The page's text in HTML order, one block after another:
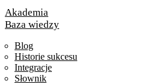
Akademia
Baza wiedzy
Blog
Historie sukcesu
Integracje
Słownik